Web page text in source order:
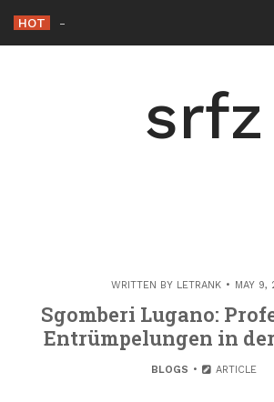
content
HOT Die Rolle der Hacker
srfz
WRITTEN BY LETRANK MAY 9,
Sgomberi Lugano:
Entrümpelungen in
BLOGS ARTICLE